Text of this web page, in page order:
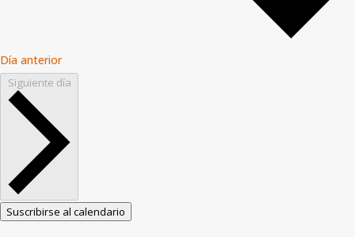
Día anterior
Siguiente día
Suscribirse al calendario